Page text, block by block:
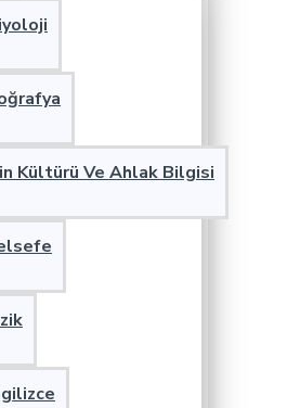
Kültürü Ve Ahlak Bilgisi